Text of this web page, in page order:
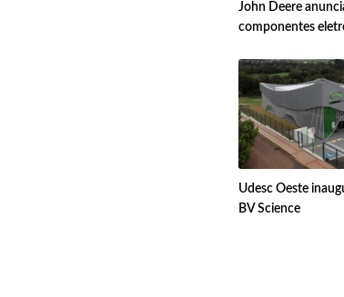
John Deere
componentes
Udesc Oeste
BV Science